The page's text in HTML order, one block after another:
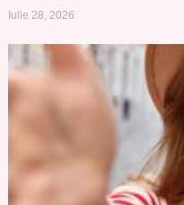
Iulie 28, 2026